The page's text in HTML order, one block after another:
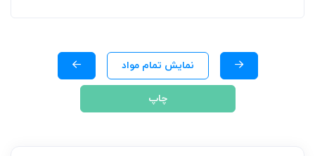
نمایش تمام مواد
چاپ